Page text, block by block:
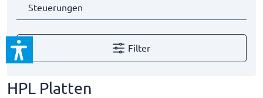
Steuerungen
Filter
HPL Platten